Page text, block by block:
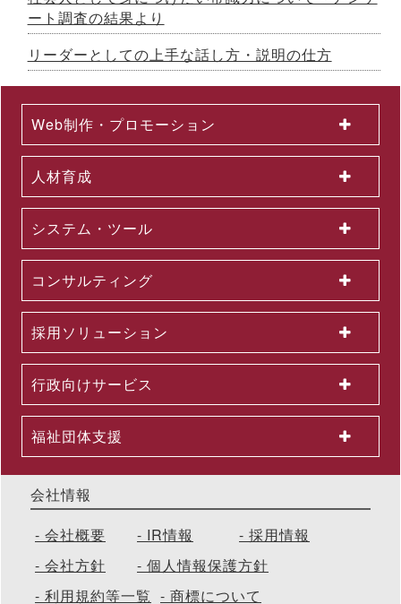
ト養成研修を開発 ～26年７月から公開講座で提供
2026.07.03
国土交通省採択の二地域居住事業に参画、新たな人流創出へ～
「白川町二地域居住促進コンソーシアム」協定締結のお知らせ
2026.07.01
2026年６月度KPI（業績指標）進捗状況
2026.06.12
待値の理解」を軸に、７月から新たに３研修を公開講座で開催
2026.06.08
催 ～問題意識調査結果から、日本企業における課題を読み解く
2026.06.03
＜第３弾＞「AI活用を１億人に」交通広告を６月より大幅拡大
～東名阪エリアの主要路線にて、教育による業務へのAI活用支
援を力強く訴求
2026.06.01
組織変更及び人事異動に関するお知らせ
2026.06.01
2026年５月度KPI（業績指標）進捗状況
公開講座セットプラン「上司部下ペアプラン」を26年５月より
提供開始 ～同一テーマの同時受講で、実践につながる共通言語
ート調査の結果より
リーダーとしての上手な話し方・説明の仕方
Web制作・プロモーション
人材育成
システム・ツール
コンサルティング
採用ソリューション
行政向けサービス
福祉団体支援
会社情報
会社概要
IR情報
採用情報
会社方針
個人情報保護方針
利用規約等一覧
商標について